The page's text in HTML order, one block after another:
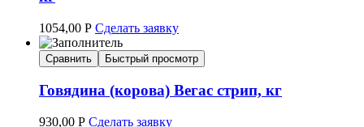
1054,00 Р Сделать заявку
Сравнить Быстрый просмотр
Говядина (корова) Вегас стрип, кг
930,00 Р Сделать заявку